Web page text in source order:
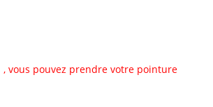
vous pouvez prendre votre pointure